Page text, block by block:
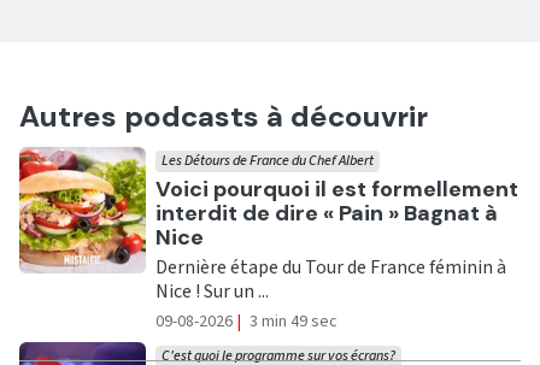
Autres podcasts à découvrir
Ecouter
Voici pourquoi il est formellement
interdit de dire « Pain » Bagnat à
Nice
Les Détours de France du Chef Albert
Dernière étape du Tour de France féminin à
Nice ! Sur un ...
09-08-2026 | 3 min 49 sec
C'est quoi le programme sur vos écrans?